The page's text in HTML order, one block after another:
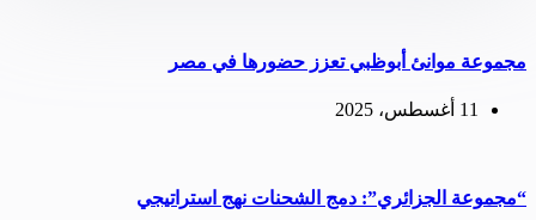
مجموعة موانئ أبوظبي تعزز حضورها في مصر
11 أغسطس، 2025
“مجموعة الجزائري”: دمج الشحنات نهج استراتيجي